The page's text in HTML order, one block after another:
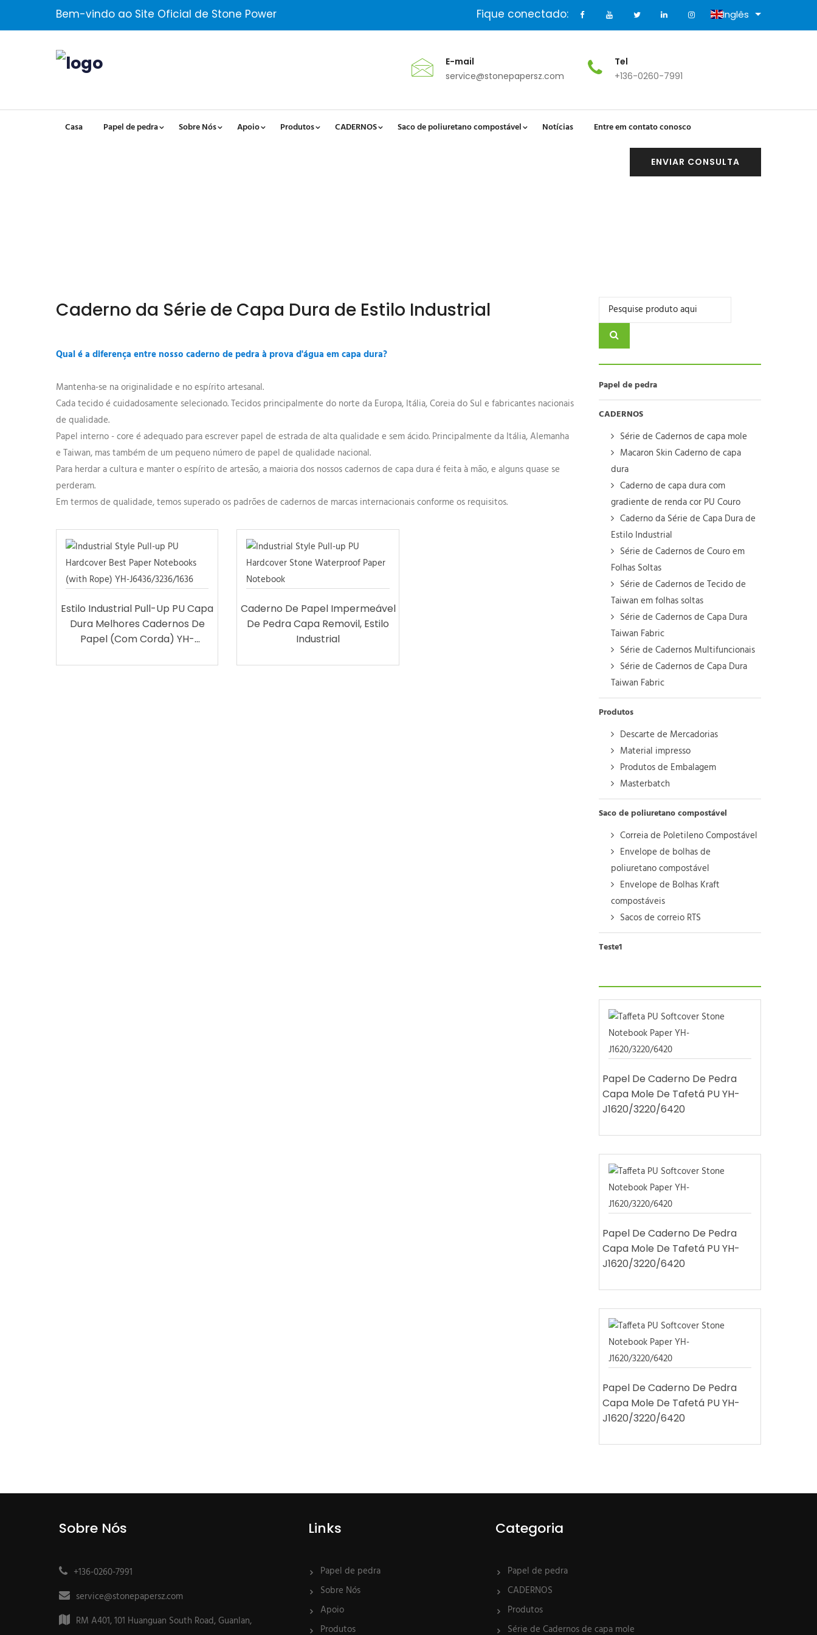
Bem-vindo ao Site Oficial de Stone Power Inglês
Fique conectado:
E-mail
service@stonepapersz.com
Tel
+136-0260-7991
Casa Papel de pedra Sobre Nós Apoio Produtos CADERNOS Saco de poliuretano compostável Notícias Entre em contato conosco
ENVIAR CONSULTA
Caderno da Série de Capa Dura de Estilo Industrial
Qual é a diferença entre nosso caderno de pedra à prova d'água em capa dura?
Mantenha-se na originalidade e no espírito artesanal.
Cada tecido é cuidadosamente selecionado. Tecidos principalmente do norte da Europa, Itália, Coreia do Sul e fabricantes nacionais
de qualidade.
Papel interno - core é adequado para escrever papel de estrada de alta qualidade e sem ácido. Principalmente da Itália, Alemanha
e Taiwan, mas também de um pequeno número de papel de qualidade nacional.
Para herdar a cultura e manter o espírito de artesão, a maioria dos nossos cadernos de capa dura é feita à mão, e alguns quase se
perderam.
Em termos de qualidade, temos superado os padrões de cadernos de marcas internacionais conforme os requisitos.
Estilo Industrial Pull-Up PU Capa
Dura Melhores Cadernos De
Papel (com Corda) YH-
Caderno De Papel Impermeável
De Pedra Capa Removil, Estilo
Industrial
Papel de pedra
CADERNOS
Série de Cadernos de capa mole
Macaron Skin Caderno de capa
dura
Caderno de capa dura com
gradiente de renda cor PU Couro
Caderno da Série de Capa Dura de
Estilo Industrial
Série de Cadernos de Couro em
Folhas Soltas
Série de Cadernos de Tecido de
Taiwan em folhas soltas
Série de Cadernos de Capa Dura
Taiwan Fabric
Série de Cadernos Multifuncionais
Série de Cadernos de Capa Dura
Taiwan Fabric
Produtos
Descarte de Mercadorias
Material impresso
Produtos de Embalagem
Masterbatch
Saco de poliuretano compostável
Correia de Poletileno Compostável
Envelope de bolhas de
poliuretano compostável
Envelope de Bolhas Kraft
compostáveis
Sacos de correio RTS
Teste1
Papel De Caderno De Pedra
Capa Mole De Tafetá PU YH-
J1620/3220/6420
Papel De Caderno De Pedra
Capa Mole De Tafetá PU YH-
J1620/3220/6420
Papel De Caderno De Pedra
Capa Mole De Tafetá PU YH-
J1620/3220/6420
Sobre Nós
+136-0260-7991
service@stonepapersz.com
RM A401, 101 Huanguan South Road, Guanlan,
Links
Papel de pedra
Sobre Nós
Apoio
Produtos
Categoria
Papel de pedra
CADERNOS
Produtos
Série de Cadernos de capa mole